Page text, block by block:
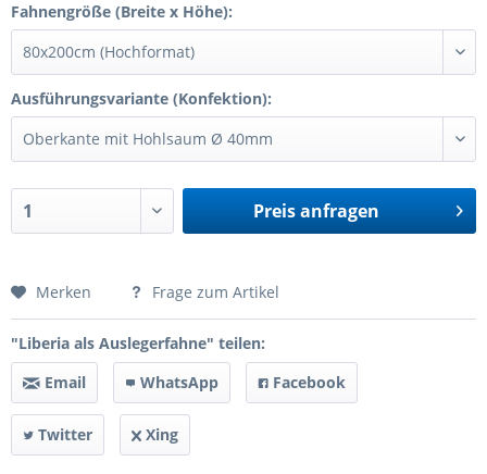
Fahnengröße (Breite x Höhe):
Ausführungsvariante (Konfektion):
Preis anfragen
Preis anfragen
Merken Frage zum Artikel
"Liberia als Auslegerfahne" teilen:
Email
WhatsApp Facebook
Twitter Xing